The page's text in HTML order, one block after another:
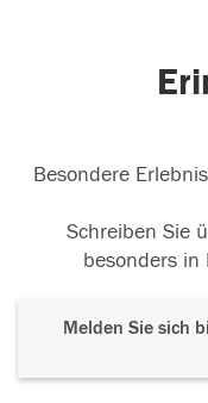
Besondere
Schreiben Sie
besonders in
Melden Sie sich